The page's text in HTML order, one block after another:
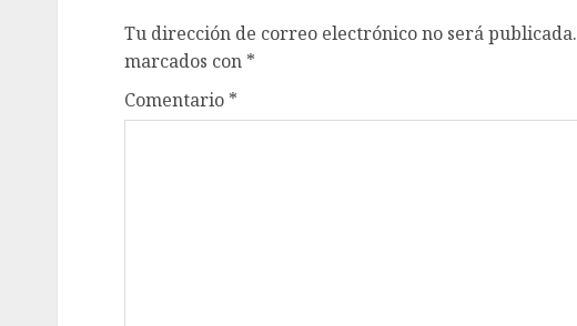
Tu dirección de correo electrónico no será publicada.
marcados con *
Comentario *